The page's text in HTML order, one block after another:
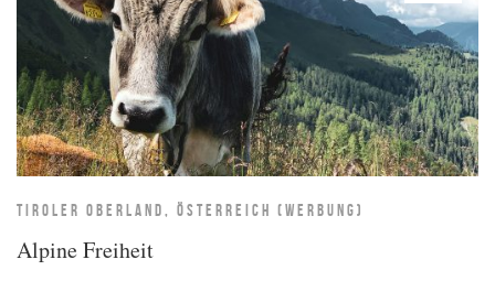
TIROLER OBERLAND, ÖSTERREICH (WERBUNG)
Alpine Freiheit